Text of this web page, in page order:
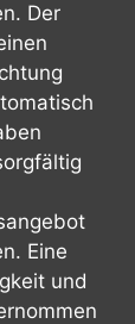
Der
Eine
und